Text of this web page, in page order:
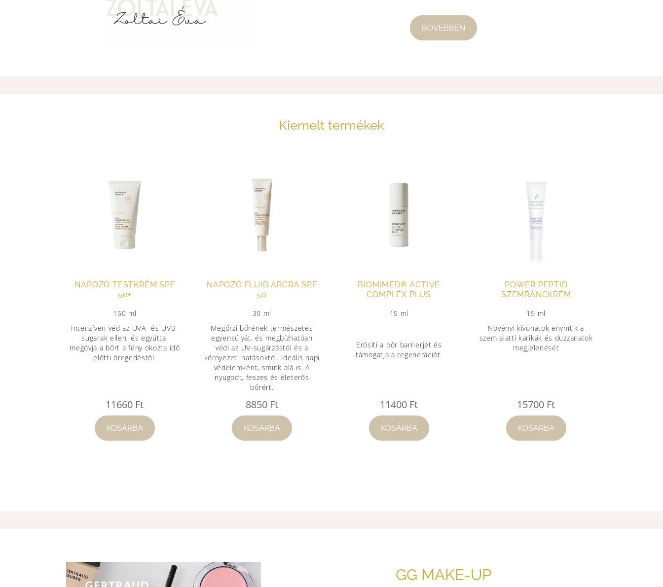
BŐVEBBEN
Kiemelt termékek
NAPOZÓ TESTKRÉM SPF
50+
150 ml
Intenzíven véd az UVA- és UVB-
sugarak ellen, és egyúttal
megóvja a bőrt a fény okozta idő
előtti öregedéstől.
11660 Ft
KOSÁRBA
NAPOZÓ FLUID ARCRA SPF
50
30 ml
Megőrzi bőrének természetes
egyensúlyát, és megbízhatóan
védi az UV-sugárzástól és a
környezeti hatásoktól. Ideális napi
védelemként, smink alá is. A
nyugodt, feszes és életerős
bőrért.
8850 Ft
KOSÁRBA
BIOMIMED® ACTIVE
COMPLEX PLUS
15 ml
Erősíti a bőr barrierjét és
támogatja a regenerációt.
11400 Ft
KOSÁRBA
POWER PEPTID
SZEMRÁNCKRÉM
15 ml
Növényi kivonatok enyhítik a
szem alatti karikák és duzzanatok
megjelenését
15700 Ft
KOSÁRBA
GG MAKE-UP